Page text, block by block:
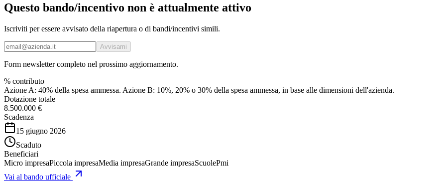
Questo bando/incentivo non è attualmente attivo
Iscriviti per essere avvisato della riapertura o di bandi/incentivi simili.
Avvisami
Form newsletter completo nel prossimo aggiornamento.
% contributo
Azione A: 40% della spesa ammessa. Azione B: 10%, 20% o 30% della spesa ammessa, in base alle dimensioni dell'azienda.
Dotazione totale
8.500.000 €
Scadenza
15 giugno 2026
Scaduto
Beneficiari
Micro impresaPiccola impresaMedia impresaGrande impresaScuolePmi
Vai al bando ufficiale